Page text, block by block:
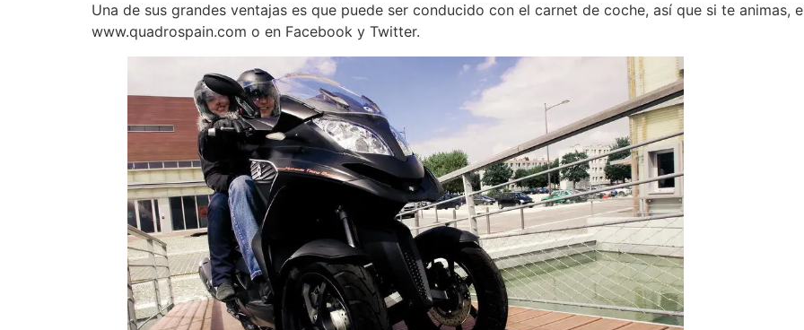
Una de sus grandes ventajas es que puede ser conducido con el carnet de coche, así que si te animas,
www.quadrospain.com o en Facebook y Twitter.